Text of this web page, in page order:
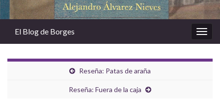
la
El Blog de Borges
Reseña: Patas de araña
Reseña: Fuera de la caja